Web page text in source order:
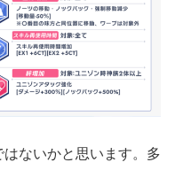
ないかと思います。多